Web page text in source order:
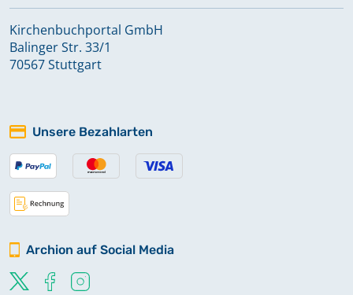
Kirchenbuchportal GmbH
Balinger Str. 33/1
70567 Stuttgart
Unsere Bezahlarten
Archion auf Social Media